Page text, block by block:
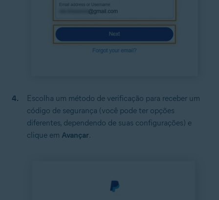
Escolha um método de verificação para receber um
código de segurança (você pode ter opções
diferentes, dependendo de suas configurações) e
clique em Avançar.